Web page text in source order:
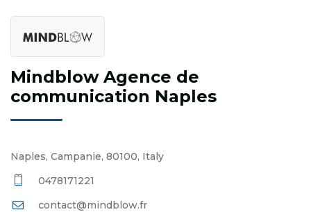
Mindblow Agence de
communication Naples
Naples, Campanie, 80100, Italy
0478171221
contact@mindblow.fr